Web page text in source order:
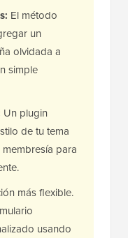
El método
un
olvidada a
simple
Un plugin
de tu tema
para
más flexible.
usando